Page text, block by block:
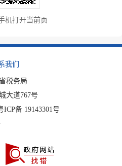
机打开当前页
我们
税务局
大道767号
ICP备 19143301号